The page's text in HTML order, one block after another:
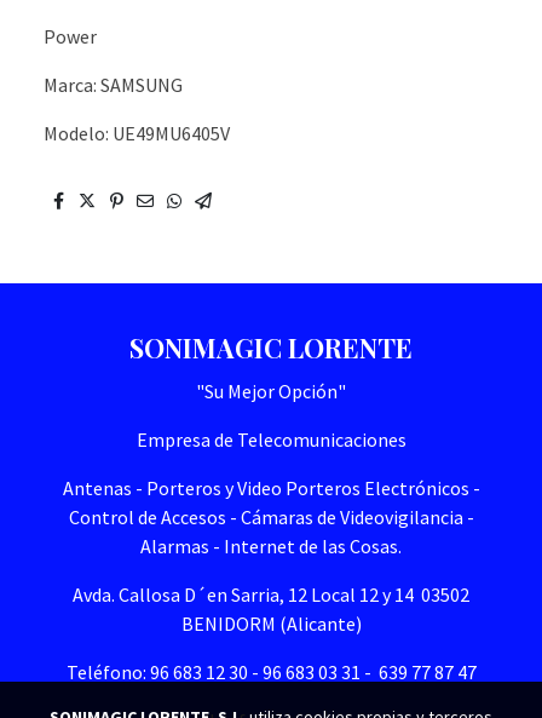
Power
Marca: SAMSUNG
Modelo: UE49MU6405V
SONIMAGIC LORENTE
"Su Mejor Opción"
Empresa de Telecomunicaciones
Antenas - Porteros y Video Porteros Electrónicos -
Control de Accesos - Cámaras de Videovigilancia -
Alarmas - Internet de las Cosas.
Avda. Callosa D´en Sarria, 12 Local 12 y 14 03502
BENIDORM (Alicante)
Teléfono: 96 683 12 30 - 96 683 03 31 - 639 77 87 47